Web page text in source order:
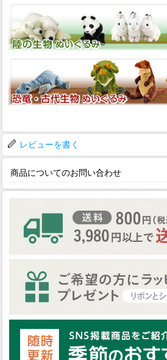
レビューを書く
商品についてのお問い合わせ